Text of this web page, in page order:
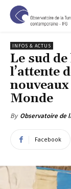
INFOS & ACTUS
Le sud
l’attente
Monde
By Observatoire de
Facebook